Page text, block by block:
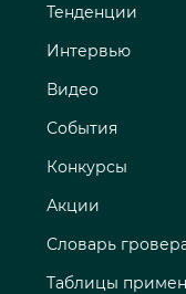
Тенденции
Интервью
Видео
События
Конкурсы
Акции
Словарь
Таблицы